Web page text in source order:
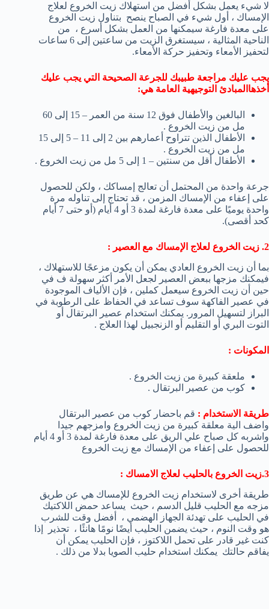
لا شيء يعمل بشكل أفضل من استهلاك زيت الخروع لعلاج
الإمساك ، أول شيء في الصباح ينصح بتناول زيت الخروع
على معدة فارغة سيمكنها من العمل بشكل أسرع ، من
الناحية المثالية ، سيستغرق الزيت من ساعتين إلى 6 ساعات
لتحفيز الأمعاء وتحفيز حركة الأمعاء.
يجب عليك مراجعة طبيبك للجرعة الصحيحة التي يجب عليك
أخذهاالمبادئ التوجيهية العامة هي:
البالغين والأطفال فوق 12 سنة من العمر – 15 إلى 60
مل من زيت الخروع .
الأطفال الذين تتراوح أعمارهم بين 2 إلى 11 – 5 إلى 15
مل من زيت الخروع .
الأطفال أقل من سنتين – 1 إلى 5 مل من زيت الخروع .
جرعة واحدة من المحتمل أن تعالج إمساكك ، ولكن للحصول
على إعفاء من الإمساك المزمن ، قد تحتاج إلى تناوله مرة
واحدة يوميًا على معدة فارغة لمدة 3 أو 4 أيام (أو حتى 7 أيام
كحد أقصى).
2. زيت الخروع لعلاج الإمساك مع العصير :
بما أن زيت الخروع العادي يمكن أن يكون مزعجًا للاستهلاك ،
فيمكنك مزجها ببعض العصير لجعل الأمر أكثر سهولة ف في
حين أن زيت الخروع سيعمل كملين ، فإن الألياف الموجودة
في عصير الفاكهة سوف تساعد في الحفاظ على الرطوبة في
البراز لتسهيل المرور. يمكنك استخدام عصير البرتقال أو
التوت البري أو التقليم أو الزنجبيل لهذا العلاج .
المكونات :
ملعقة كبيرة من زيت الخروع .
كوب من عصير البرتقال .
طريقة الاستخدام : قم باحضار كوب من عصير البرتقال
واضف الية معلقة كبيرة من زيت الخروع وامزجهم جيدا
واشربه كل صباح علي الريق على معدة فارغة لمدة 3 أو 4 أيام
للحصول على إعفاء من الإمساك مع زيت الخروع
3.زيت الخروع بالحليب لعلاج الامساك :
طريقة أخرى لاستخدام زيت الخروع للإمساك هي عن طريق
مزجه مع الحليب قليل الدسم ، حيث يساعد حمض اللاكتيك
في الحليب على تهدئة الجهاز الهضمي ، أفضل وقت للشرب
هو وقت النوم ، حيث يضمن الحليب أيضًا نومًا هانئًا ، تحذير إذا
كنت غير قادر على تحمل اللاكتوز ، فإن الحليب يمكن أن
يفاقم حالتك يمكنك استخدام حليب الصويا بدلا من ذلك .